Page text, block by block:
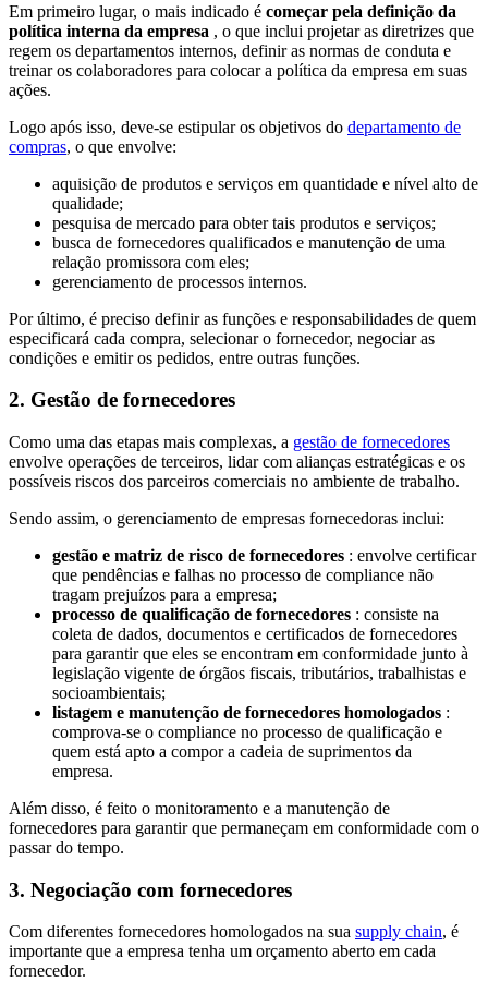
Em primeiro lugar, o mais indicado é começar pela definição da
política interna da empresa , o que inclui projetar as diretrizes que
regem os departamentos internos, definir as normas de conduta e
treinar os colaboradores para colocar a política da empresa em suas
ações.
Logo após isso, deve-se estipular os objetivos do departamento de
compras, o que envolve:
aquisição de produtos e serviços em quantidade e nível alto de
qualidade;
pesquisa de mercado para obter tais produtos e serviços;
busca de fornecedores qualificados e manutenção de uma
relação promissora com eles;
gerenciamento de processos internos.
Por último, é preciso definir as funções e responsabilidades de quem
especificará cada compra, selecionar o fornecedor, negociar as
condições e emitir os pedidos, entre outras funções.
2. Gestão de fornecedores
Como uma das etapas mais complexas, a gestão de fornecedores
envolve operações de terceiros, lidar com alianças estratégicas e os
possíveis riscos dos parceiros comerciais no ambiente de trabalho.
Sendo assim, o gerenciamento de empresas fornecedoras inclui:
gestão e matriz de risco de fornecedores : envolve certificar
que pendências e falhas no processo de compliance não
tragam prejuízos para a empresa;
processo de qualificação de fornecedores : consiste na
coleta de dados, documentos e certificados de fornecedores
para garantir que eles se encontram em conformidade junto à
legislação vigente de órgãos fiscais, tributários, trabalhistas e
socioambientais;
listagem e manutenção de fornecedores homologados :
comprova-se o compliance no processo de qualificação e
quem está apto a compor a cadeia de suprimentos da
empresa.
Além disso, é feito o monitoramento e a manutenção de
fornecedores para garantir que permaneçam em conformidade com o
passar do tempo.
3. Negociação com fornecedores
Com diferentes fornecedores homologados na sua supply chain, é
importante que a empresa tenha um orçamento aberto em cada
fornecedor.